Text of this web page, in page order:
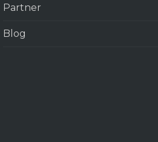
Partner
Blog